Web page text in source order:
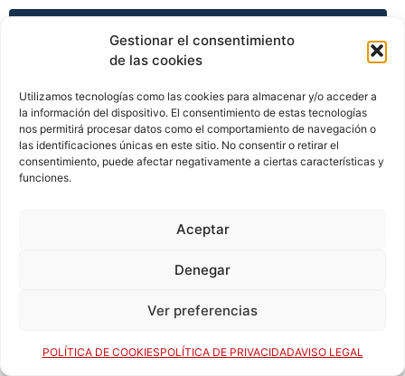
Gestionar el consentimiento
de las cookies
Utilizamos tecnologías como las cookies para almacenar y/o acceder a
la información del dispositivo. El consentimiento de estas tecnologías
nos permitirá procesar datos como el comportamiento de navegación o
las identificaciones únicas en este sitio. No consentir o retirar el
consentimiento, puede afectar negativamente a ciertas características y
funciones.
Aceptar
Denegar
Ver preferencias
POLÍTICA DE COOKIESPOLÍTICA DE PRIVACIDADAVISO LEGAL
TEMPORADA 2011-12
TEMPORADA 2011-12
TEMPORADA 2013-14